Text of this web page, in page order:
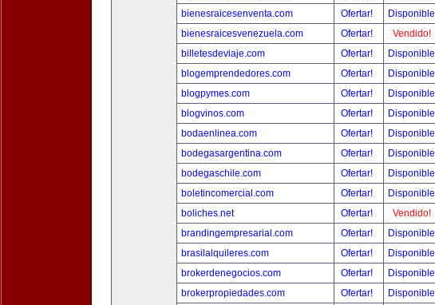
bienesraicesenventa.com
Ofertar!
Disponible
bienesraicesvenezuela.com
Ofertar!
Vendido!
billetesdeviaje.com
Ofertar!
Disponible
blogemprendedores.com
Ofertar!
Disponible
blogpymes.com
Ofertar!
Disponible
blogvinos.com
Ofertar!
Disponible
bodaenlinea.com
Ofertar!
Disponible
bodegasargentina.com
Ofertar!
Disponible
bodegaschile.com
Ofertar!
Disponible
boletincomercial.com
Ofertar!
Disponible
boliches.net
Ofertar!
Vendido!
brandingempresarial.com
Ofertar!
Disponible
brasilalquileres.com
Ofertar!
Disponible
brokerdenegocios.com
Ofertar!
Disponible
brokerpropiedades.com
Ofertar!
Disponible